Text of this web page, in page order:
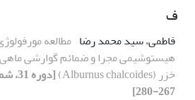
ف
فاطمی، سید محمد رضا مطالعه
هیستوشیمی مجرا و ضمائم گوارشی ماهی
خزر (Alburnus chalcoides)
267-280]